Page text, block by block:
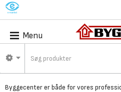
M
Menu
Bygma Viby
Byggecenter
Byggecenter er både for vores